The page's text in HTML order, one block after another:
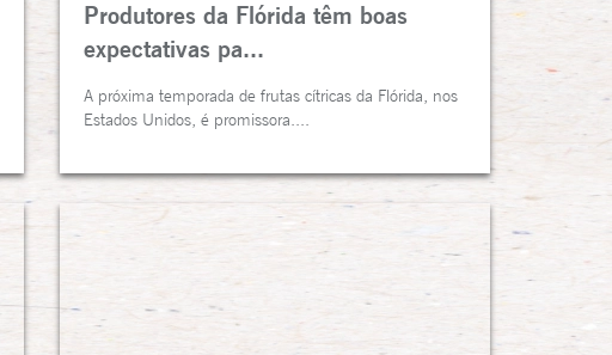
Produtores da Flórida têm boas
expectativas pa...
A próxima temporada de frutas cítricas da Flórida, nos
Estados Unidos, é promissora....